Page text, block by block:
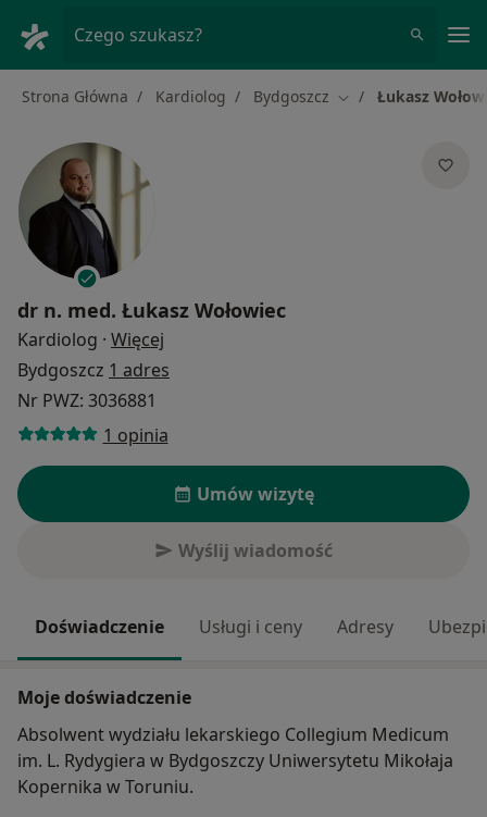
Czego szukasz?
Strona Główna Kardiolog Bydgoszcz Zmień miasto
Łukasz
dr n. med. Łukasz Wołowiec
Kardiolog · Więcej
Bydgoszcz 1 adres
Nr PWZ: 3036881
1 opinia
Umów wizytę
Wyślij wiadomość
Doświadczenie Usługi i ceny Adresy
Moje doświadczenie
Absolwent wydziału lekarskiego Collegium Medicum
im. L. Rydygiera w Bydgoszczy Uniwersytetu Mikołaja
Kopernika w Toruniu.